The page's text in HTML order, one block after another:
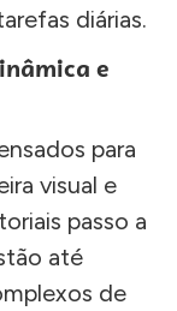
diárias.
e
para
visual e
passo a
até
de